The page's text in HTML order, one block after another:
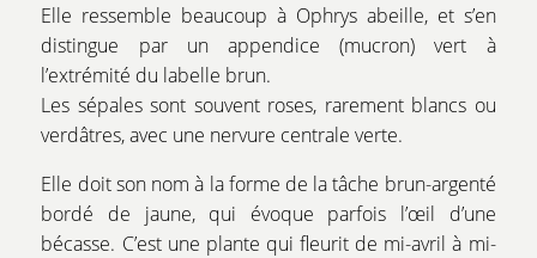
Elle ressemble beaucoup à Ophrys abeille, et s’en
distingue par un appendice (mucron) vert à
l’extrémité du labelle brun.
Les sépales sont souvent roses, rarement blancs ou
verdâtres, avec une nervure centrale verte.
Elle doit son nom à la forme de la tâche brun-argenté
bordé de jaune, qui évoque parfois l’œil d’une
bécasse. C’est une plante qui fleurit de mi-avril à mi-